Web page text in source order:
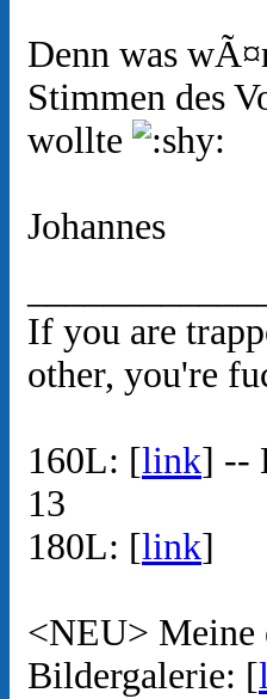
Denn was
Stimmen des
wollte
Johannes
If you are
other, you're
160L: [link] --
13
180L: [link]
<NEU> Meine
Bildergalerie: [